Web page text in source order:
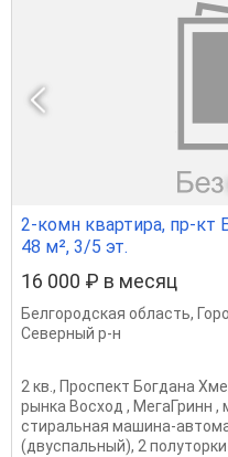
2-комн квартира, пр-кт
48 м², 3/5 эт.
16 000 ₽ в месяц
Белгородская область,
Северный р-н
2 кв., Проспект Богдана
рынка Восход , МегаГринн ,
стиральная машина-
(двуспальный), 2